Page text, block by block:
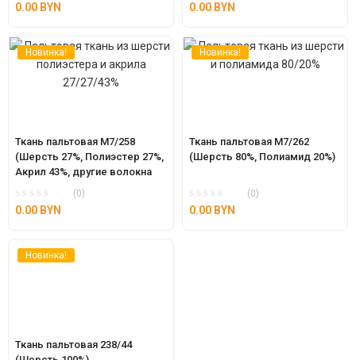
0.00 BYN 0.00 BYN
Новинка!
Ткань пальтовая М7/258
(Шерсть 27%, Полиэстер 27%,
Акрил 43%, другие волокна
(0)
0.00 BYN
Новинка!
Ткань пальтовая М7/262
(Шерсть 80%, Полиамид 20%)
(0)
0.00 BYN
Новинка!
Ткань пальтовая 238/44